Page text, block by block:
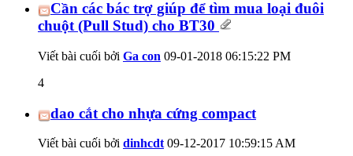
Cần các bác trợ giúp để tìm mua loại đuôi
chuột (Pull Stud) cho BT30
Viết bài cuối bởi Ga con 09-01-2018 06:15:22 PM
4
dao cắt cho nhựa cứng compact
Viết bài cuối bởi dinhcdt 09-12-2017 10:59:15 AM